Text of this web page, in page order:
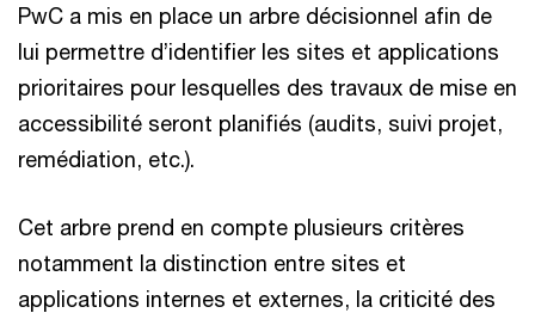
PwC a mis en place un arbre décisionnel afin de
lui permettre d’identifier les sites et applications
prioritaires pour lesquelles des travaux de mise en
accessibilité seront planifiés (audits, suivi projet,
remédiation, etc.).
Cet arbre prend en compte plusieurs critères
notamment la distinction entre sites et
applications internes et externes, la criticité des